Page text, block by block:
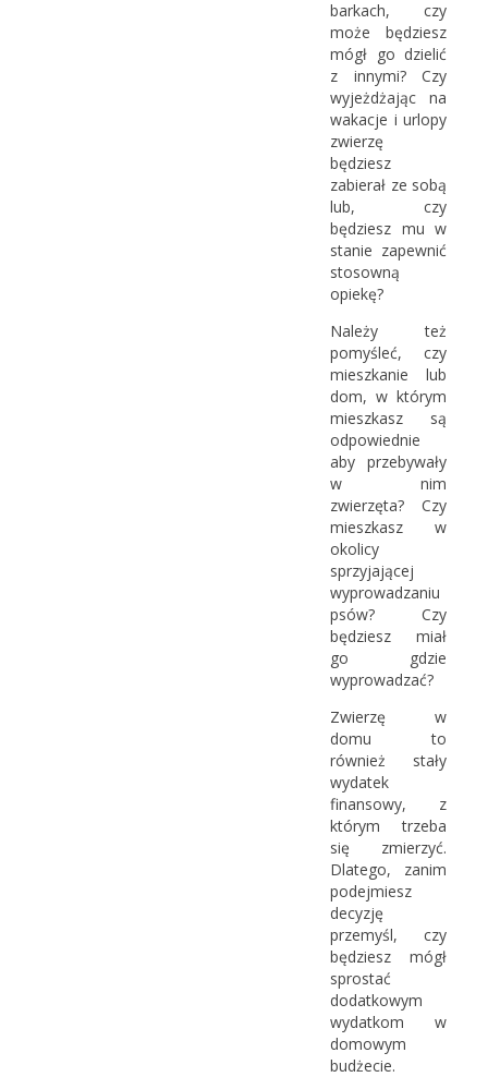
barkach, czy
może będziesz
mógł go dzielić
z innymi? Czy
wyjeżdżając na
wakacje i urlopy
zwierzę
będziesz
zabierał ze sobą
lub, czy
będziesz mu w
stanie zapewnić
stosowną
opiekę?
Należy też
pomyśleć, czy
mieszkanie lub
dom, w którym
mieszkasz są
odpowiednie
aby przebywały
w nim
zwierzęta? Czy
mieszkasz w
okolicy
sprzyjającej
wyprowadzaniu
psów? Czy
będziesz miał
go gdzie
wyprowadzać?
Zwierzę w
domu to
również stały
wydatek
finansowy, z
którym trzeba
się zmierzyć.
Dlatego, zanim
podejmiesz
decyzję
przemyśl, czy
będziesz mógł
sprostać
dodatkowym
wydatkom w
domowym
budżecie.